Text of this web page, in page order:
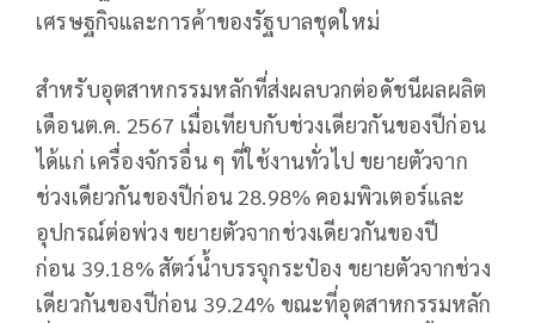
เศรษฐกิจและการค้าของรัฐบาลชุดใหม่
สำหรับอุตสาหกรรมหลักที่ส่งผลบวกต่อดัชนีผลผลิต
เดือนต.ค. 2567 เมื่อเทียบกับช่วงเดียวกันของปีก่อน
ได้แก่ เครื่องจักรอื่น ๆ ที่ใช้งานทั่วไป ขยายตัวจาก
ช่วงเดียวกันของปีก่อน 28.98% คอมพิวเตอร์และ
อุปกรณ์ต่อพ่วง ขยายตัวจากช่วงเดียวกันของปี
ก่อน 39.18% สัตว์น้ำบรรจุกระป๋อง ขยายตัวจากช่วง
เดียวกันของปีก่อน 39.24% ขณะที่อุตสาหกรรมหลัก